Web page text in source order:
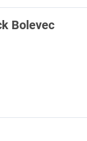
Bolevec